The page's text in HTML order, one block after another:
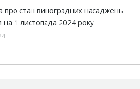
про стан виноградних насаджень
на 1 листопада 2024 року